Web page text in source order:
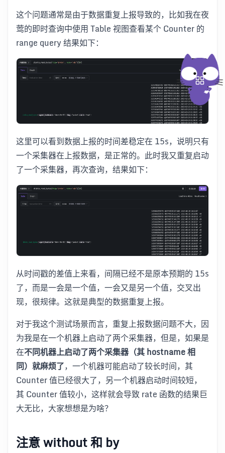
这个问题通常是由于数据重复上报导致的，比如我在夜
莺的即时查询中使用 Table 视图查看某个 Counter 的
range query 结果如下：
这里可以看到数据上报的时间差稳定在 15s，说明只有
一个采集器在上报数据，是正常的。此时我又重复启动
了一个采集器，再次查询，结果如下：
从时间戳的差值上来看，间隔已经不是原本预期的 15s
了，而是一会是一个值，一会又是另一个值，交叉出
现，很规律。这就是典型的数据重复上报。
对于我这个测试场景而言，重复上报数据问题不大，因
为我是在一个机器上启动了两个采集器，但是，如果是
在不同机器上启动了两个采集器（其 hostname 相
同）就麻烦了，一个机器可能启动了较长时间，其
Counter 值已经很大了，另一个机器启动时间较短，
其 Counter 值较小，这样就会导致 rate 函数的结果巨
大无比，大家想想是为啥？
注意 without 和 by